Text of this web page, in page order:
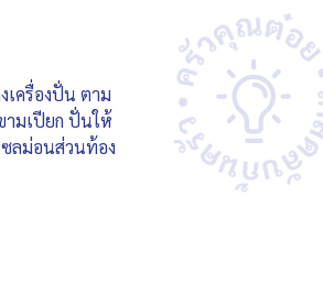
เครื่องปั่น ตาม
ามเปียก ปั่นให้
ลม่อนส่วนท้อง